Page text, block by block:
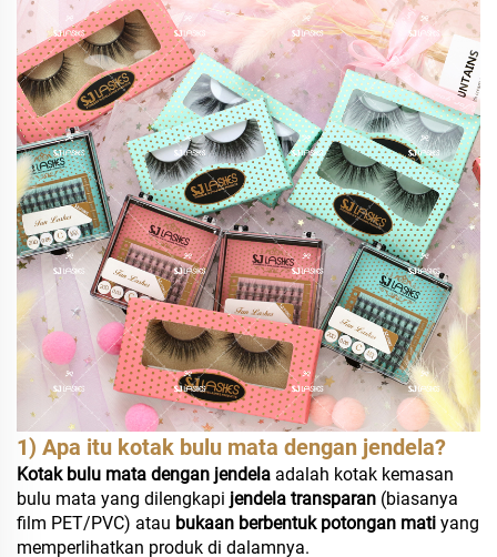
1) Apa itu kotak bulu mata dengan jendela?
Kotak bulu mata dengan jendela adalah kotak kemasan
bulu mata yang dilengkapi jendela transparan (biasanya
film PET/PVC) atau bukaan berbentuk potongan mati yang
memperlihatkan produk di dalamnya.